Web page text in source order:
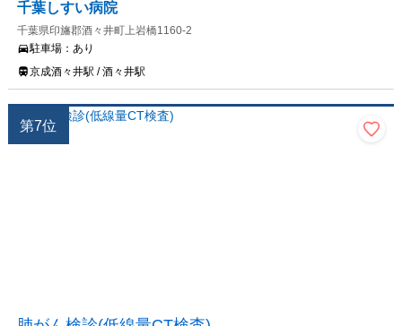
千葉しすい病院
千葉県印旛郡酒々井町上岩橋1160-2
駐車場： あり
京成酒々井駅 / 酒々井駅
第7位